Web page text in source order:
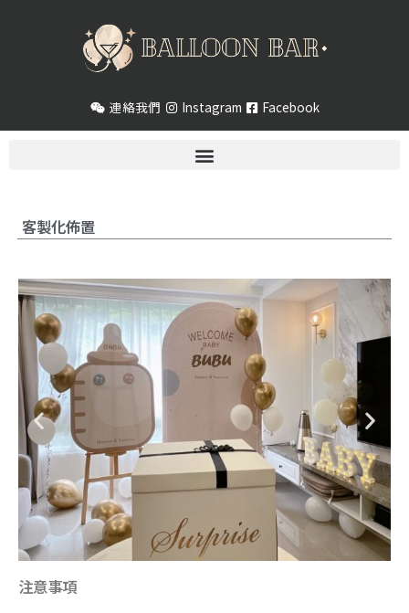
連絡我們 Instagram Facebook
客製化佈置
注意事項